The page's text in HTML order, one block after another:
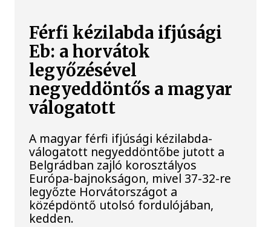
Férfi kézilabda ifjúsági
Eb: a horvátok
legyőzésével
negyeddöntős a magyar
válogatott
A magyar férfi ifjúsági kézilabda-
válogatott negyeddöntőbe jutott a
Belgrádban zajló korosztályos
Európa-bajnokságon, mivel 37-32-re
legyőzte Horvátországot a
középdöntő utolsó fordulójában,
kedden.